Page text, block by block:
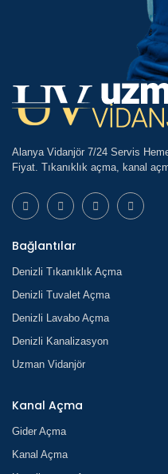
Alanya Vidanjör 7/24 Servis
Fiyat. Tıkanıklık açma, kanal
Bağlantılar
Denizli Tıkanıklık Açma
Denizli Tuvalet Açma
Denizli Lavabo Açma
Denizli Kanalizasyon
Uzman Vidanjör
Kanal Açma
Gider Açma
Kanal Açma